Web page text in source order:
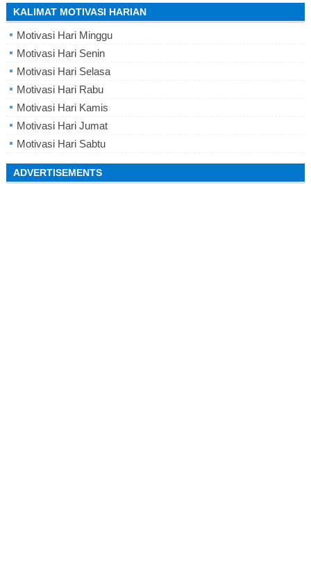
KALIMAT MOTIVASI HARIAN
Motivasi Hari Minggu
Motivasi Hari Senin
Motivasi Hari Selasa
Motivasi Hari Rabu
Motivasi Hari Kamis
Motivasi Hari Jumat
Motivasi Hari Sabtu
ADVERTISEMENTS